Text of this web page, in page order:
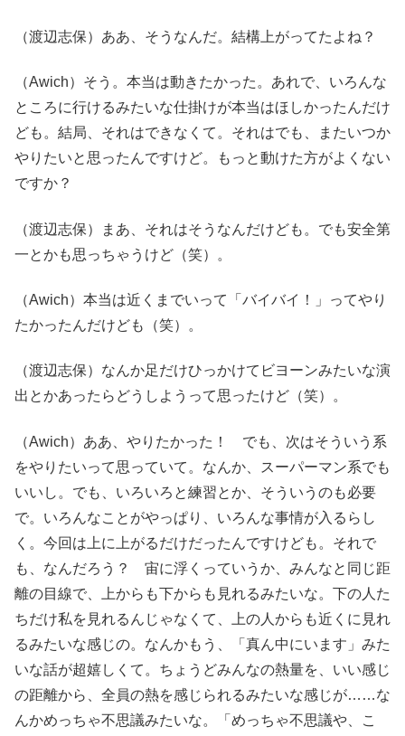
（渡辺志保）ああ、そうなんだ。結構上がってたよね？
（Awich）そう。本当は動きたかった。あれで、いろんな
ところに行けるみたいな仕掛けが本当はほしかったんだけ
ども。結局、それはできなくて。それはでも、またいつか
やりたいと思ったんですけど。もっと動けた方がよくない
ですか？
（渡辺志保）まあ、それはそうなんだけども。でも安全第
一とかも思っちゃうけど（笑）。
（Awich）本当は近くまでいって「バイバイ！」ってやり
たかったんだけども（笑）。
（渡辺志保）なんか足だけひっかけてビヨーンみたいな演
出とかあったらどうしようって思ったけど（笑）。
（Awich）ああ、やりたかった！ でも、次はそういう系
をやりたいって思っていて。なんか、スーパーマン系でも
いいし。でも、いろいろと練習とか、そういうのも必要
で。いろんなことがやっぱり、いろんな事情が入るらし
く。今回は上に上がるだけだったんですけども。それで
も、なんだろう？ 宙に浮くっていうか、みんなと同じ距
離の目線で、上からも下からも見れるみたいな。下の人た
ちだけ私を見れるんじゃなくて、上の人からも近くに見れ
るみたいな感じの。なんかもう、「真ん中にいます」みた
いな話が超嬉しくて。ちょうどみんなの熱量を、いい感じ
の距離から、全員の熱を感じられるみたいな感じが……な
んかめっちゃ不思議みたいな。「めっちゃ不思議や、こ